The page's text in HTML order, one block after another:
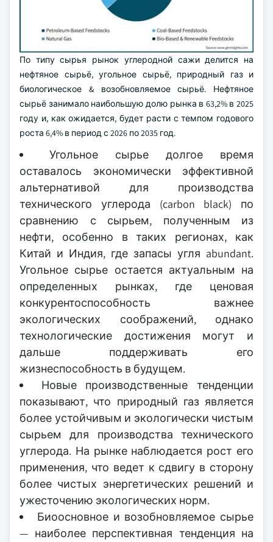
По типу сырья рынок углеродной сажи делится на
нефтяное сырьё, угольное сырьё, природный газ и
биологическое & возобновляемое сырьё. Нефтяное
сырьё занимало наибольшую долю рынка в 63,2% в 2025
году и, как ожидается, будет расти с темпом годового
роста 6,4% в период с 2026 по 2035 год.
Угольное сырье долгое время
оставалось экономически эффективной
альтернативой для производства
технического углерода (carbon black) по
сравнению с сырьем, полученным из
нефти, особенно в таких регионах, как
Китай и Индия, где запасы угля abundant.
Угольное сырье остается актуальным на
определенных рынках, где ценовая
конкурентоспособность важнее
экологических соображений, однако
технологические достижения могут и
дальше поддерживать его
жизнеспособность в будущем.
Новые производственные тенденции
показывают, что природный газ является
более устойчивым и экологически чистым
сырьем для производства технического
углерода. На рынке наблюдается рост его
применения, что ведет к сдвигу в сторону
более чистых энергетических решений и
ужесточению экологических норм.
Биоосновное и возобновляемое сырье
— наиболее перспективная тенденция на